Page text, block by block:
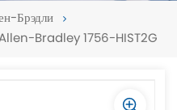
Брэдли
Bradley 1756-HIST2G